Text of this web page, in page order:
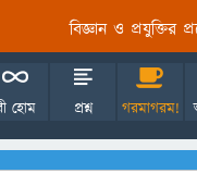
বিজ্ঞান ও প্রযুক্তির
হোম প্রশ্ন গরমাগরম!